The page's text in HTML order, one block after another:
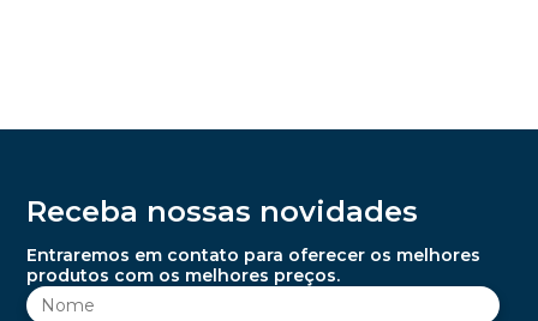
Receba nossas novidades
Entraremos em contato para oferecer os melhores
produtos com os melhores preços.